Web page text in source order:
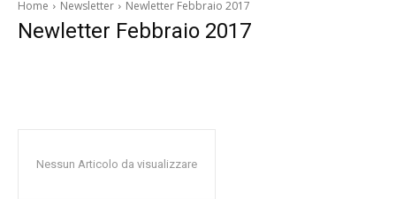
di
Home Newsletter Newletter Febbraio 2017
Newletter Febbraio 2017
Nessun Articolo da visualizzare